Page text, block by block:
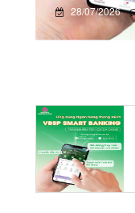
28/07/2026